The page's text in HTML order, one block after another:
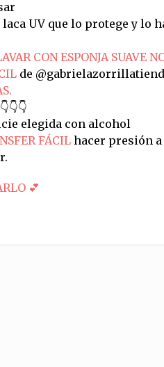
UV que lo protege y lo
CON ESPONJA SUAVE
de
elegida con alcohol
FÁCILhacer presión a
💕